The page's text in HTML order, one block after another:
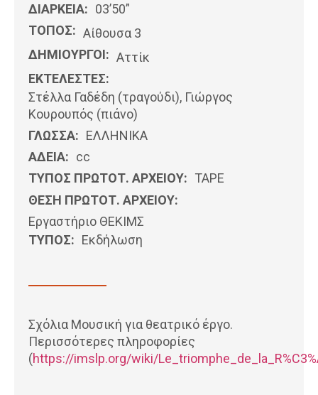
ΔΙΑΡΚΕΙΑ: 03’50”
ΤΟΠΟΣ: Αίθουσα 3
ΔΗΜΙΟΥΡΓΟΙ: Αττίκ
ΕΚΤΕΛΕΣΤΕΣ:
Στέλλα Γαδέδη (τραγούδι), Γιώργος
Κουρουπός (πιάνο)
ΓΛΩΣΣΑ: ΕΛΛΗΝΙΚΆ
ΑΔΕΙΑ: cc
ΤΥΠΟΣ ΠΡΩΤΟΤ. ΑΡΧΕΙΟΥ: ΤΑΡΕ
ΘΕΣΗ ΠΡΩΤΟΤ. ΑΡΧΕΙΟΥ:
Εργαστήριο ΘΕΚΙΜΣ
ΤΥΠΟΣ: Εκδήλωση
Σχόλια Μουσική για θεατρικό έργο.
Περισσότερες πληροφορίες
(https://imslp.org/wiki/